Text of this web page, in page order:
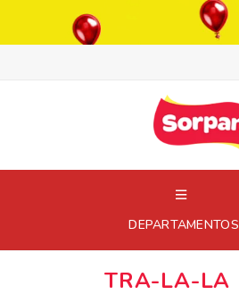
DEPARTAMENTOS
TRA-LA-LA